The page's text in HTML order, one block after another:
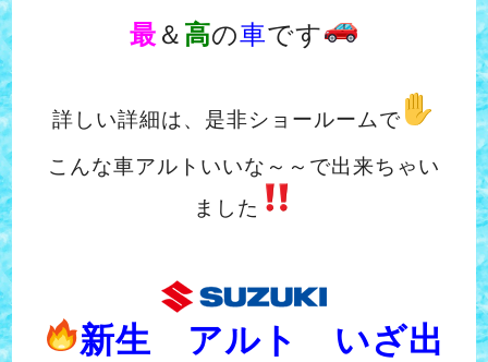
最 ＆ 高の車です
詳しい詳細は、是非ショールームで
こんな車アルトいいな～～で出来ちゃい
ました
新生 アルト いざ出